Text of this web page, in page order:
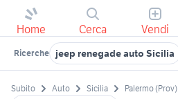
Home Cerca Vendi
Ricerche jeep renegade auto Sicilia
Subito Auto Sicilia Palermo (Prov)